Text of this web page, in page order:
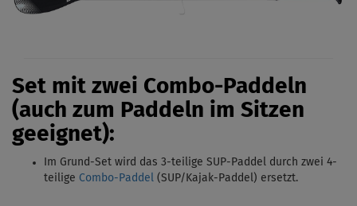
Set mit zwei Combo-Paddeln
(auch zum Paddeln im Sitzen
geeignet):
Im Grund-Set wird das 3-teilige SUP-Paddel durch zwei 4-
teilige Combo-Paddel (SUP/Kajak-Paddel) ersetzt.